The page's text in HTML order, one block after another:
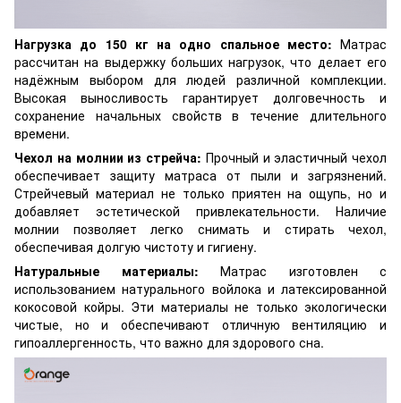
Нагрузка до 150 кг на одно спальное место: Матрас
рассчитан на выдержку больших нагрузок, что делает его
надёжным выбором для людей различной комплекции.
Высокая выносливость гарантирует долговечность и
сохранение начальных свойств в течение длительного
времени.
Чехол на молнии из стрейча: Прочный и эластичный чехол
обеспечивает защиту матраса от пыли и загрязнений.
Стрейчевый материал не только приятен на ощупь, но и
добавляет эстетической привлекательности. Наличие
молнии позволяет легко снимать и стирать чехол,
обеспечивая долгую чистоту и гигиену.
Натуральные материалы: Матрас изготовлен с
использованием натурального войлока и латексированной
кокосовой койры. Эти материалы не только экологически
чистые, но и обеспечивают отличную вентиляцию и
гипоаллергенность, что важно для здорового сна.